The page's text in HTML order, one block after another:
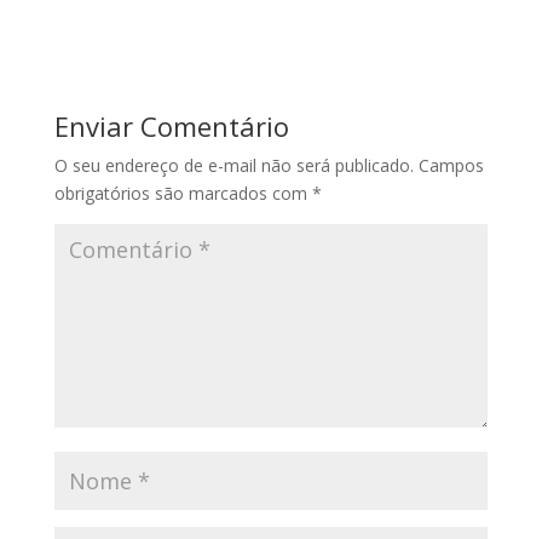
Enviar Comentário
O seu endereço de e-mail não será publicado. Campos
obrigatórios são marcados com *